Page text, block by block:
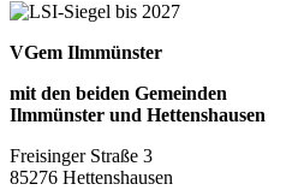
VGem Ilmmünster
mit den beiden Gemeinden
Ilmmünster und Hettenshausen
Freisinger Straße 3
85276 Hettenshausen